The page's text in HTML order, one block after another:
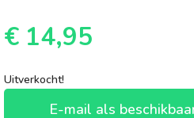
€ 14,95
Uitverkocht!
E-mail als